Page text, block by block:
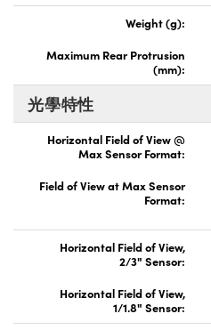
Weight (g):
Maximum Rear Protrusion
(mm):
光學特性
Horizontal Field of View @
Max Sensor Format:
Field of View at Max Sensor
Format:
Horizontal Field of View,
2/3" Sensor:
Horizontal Field of View,
1/1.8" Sensor: